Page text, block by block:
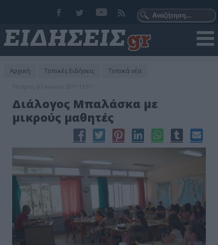
Αρχική Τοπικές Ειδήσεις Τοπικά νέα
Τετάρτη, 01 Ιουνίου 2011 17:07
Διάλογος Μπαλάσκα με
μικρούς μαθητές